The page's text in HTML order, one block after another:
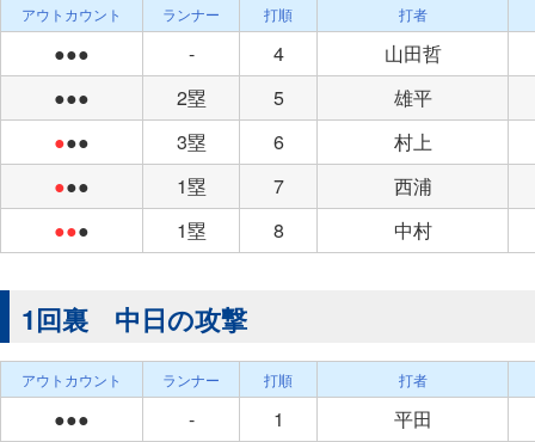
アウトカウント ランナー 打順 打者
●●● - 4
山田哲
●●●
2塁 5
雄平
●●● 3塁 6
村上
●●● 1塁 7
西浦
●●● 1塁 8 中村
1回裏 中日の攻撃
アウトカウント ランナー 打順 打者
●●● - 1
平田